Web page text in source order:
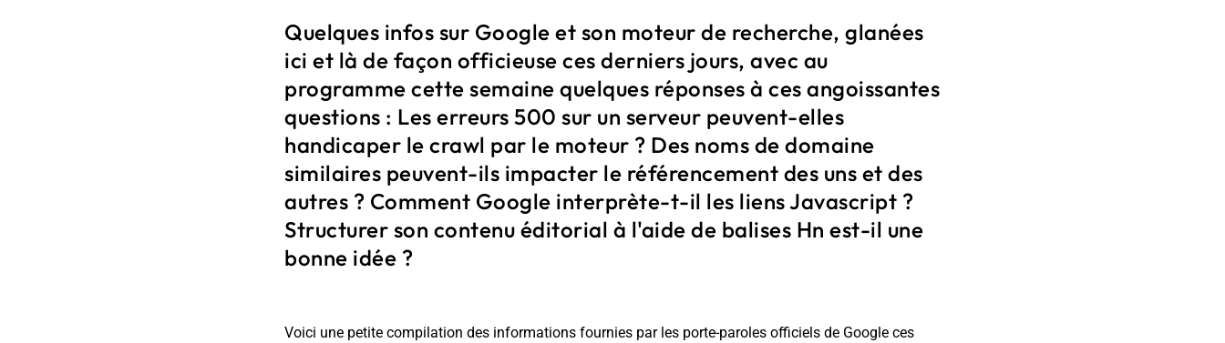
Quelques infos sur Google et son moteur de recherche, glanées
ici et là de façon officieuse ces derniers jours, avec au
programme cette semaine quelques réponses à ces angoissantes
questions : Les erreurs 500 sur un serveur peuvent-elles
handicaper le crawl par le moteur ? Des noms de domaine
similaires peuvent-ils impacter le référencement des uns et des
autres ? Comment Google interprète-t-il les liens Javascript ?
Structurer son contenu éditorial à l'aide de balises Hn est-il une
bonne idée ?
Voici une petite compilation des informations fournies par les porte-paroles officiels de Google ces